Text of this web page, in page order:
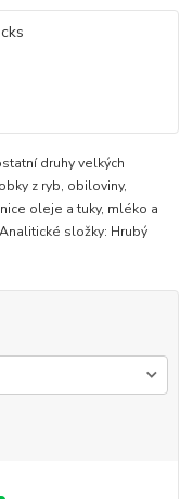
druhy velkých
z ryb, obiloviny,
oleje a tuky, mléko a
složky: Hrubý